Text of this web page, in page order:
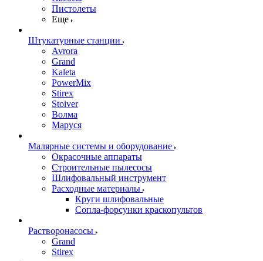
Пистолеты
Еще
Штукатурные станции
Avrora
Grand
Kaleta
PowerMix
Stirex
Stoiver
Волма
Маруся
Малярные системы и оборудование
Окрасочные аппараты
Строительные пылесосы
Шлифовальный инструмент
Расходные материалы
Круги шлифовальные
Сопла-форсунки краскопультов
Растворонасосы
Grand
Stirex